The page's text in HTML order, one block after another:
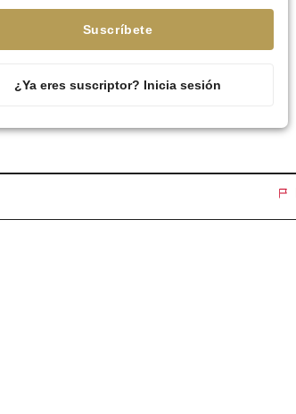
Suscríbete
¿Ya eres suscriptor? Inicia sesión